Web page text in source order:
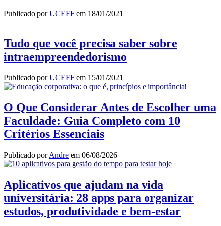
Publicado porUCEFF em 18/01/2021
Tudo que você precisa saber sobre
intraempreendedorismo
Publicado porUCEFF em 15/01/2021
O Que Considerar Antes de Escolher uma
Faculdade: Guia Completo com 10
Critérios Essenciais
Publicado porAndre em 06/08/2026
Aplicativos que ajudam na vida
universitária: 28 apps para organizar
estudos, produtividade e bem-estar